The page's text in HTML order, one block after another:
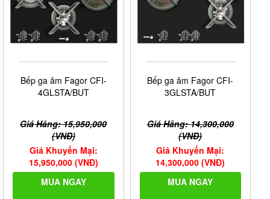
Bếp ga âm Fagor CFI-
4GLSTA/BUT
Giá Hãng: 15,950,000
(VNĐ)
Giá Khuyến Mại:
15,950,000 (VNĐ)
MUA NGAY
Bếp ga âm Fagor CFI-
3GLSTA/BUT
Giá Hãng: 14,300,000
(VNĐ)
Giá Khuyến Mại:
14,300,000 (VNĐ)
MUA NGAY